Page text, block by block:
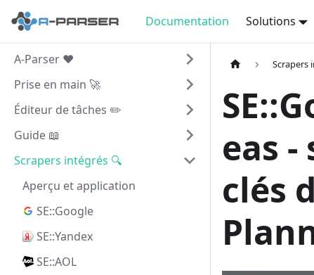
Documentation Solutions
A-Parser ❤️
Prise en main 🚀
Éditeur de tâches ✏️
Guide 📖
Scrapers intégrés 🔍
Aperçu et application
SE::Google
SE::Yandex
SE::AOL
Scrapers
eas
clés